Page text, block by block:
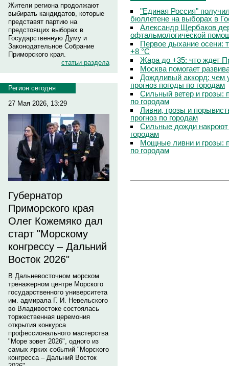
Жители региона продолжают
выбирать кандидатов, которые
представят партию на
предстоящих выборах в
Государственную Думу и
Законодательное Собрание
Приморского края.
статьи раздела
Регион сегодня
27 Мая 2026, 13:29
Губернатор
Приморского края
Олег Кожемяко дал
старт "Морскому
конгрессу – Дальний
Восток 2026"
В Дальневосточном морском
тренажерном центре Морского
государственного университета
им. адмирала Г. И. Невельского
во Владивостоке состоялась
торжественная церемония
открытия конкурса
профессионального мастерства
"Море зовет 2026", одного из
самых ярких событий "Морского
конгресса – Дальний Восток
"Единая Россия"
бюллетене на выборах в
Александр Щербаков
офтальмологической
Первое дыхание осени:
+8 °C
Жара до +35: что ждет
Москва помогает
Дождливый аккорд: чем
прогноз погоды по городам
Сильный ветер и грозы:
по городам
Ливни, грозы и
прогноз по городам
Сильные дожди
городам
Мощные ливни и грозы:
по городам